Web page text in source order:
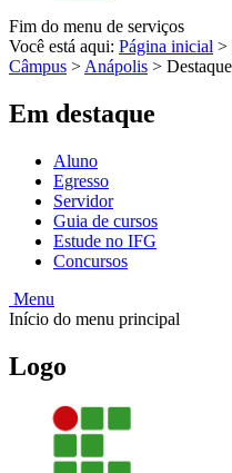
Fim do menu de serviços
Você está aqui: Página inicial >
Câmpus >Anápolis >
Em destaque
Aluno
Egresso
Servidor
Guia de cursos
Estude no IFG
Concursos
Menu
Início do menu principal
Logo